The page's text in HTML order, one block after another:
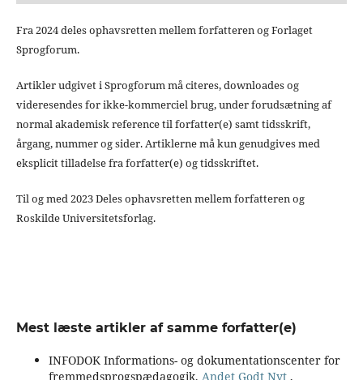
Fra 2024 deles ophavsretten mellem forfatteren og Forlaget
Sprogforum.
Artikler udgivet i Sprogforum må citeres, downloades og
videresendes for ikke-kommerciel brug, under forudsætning af
normal akademisk reference til forfatter(e) samt tidsskrift,
årgang, nummer og sider. Artiklerne må kun genudgives med
eksplicit tilladelse fra forfatter(e) og tidsskriftet.
Til og med 2023 Deles ophavsretten mellem forfatteren og
Roskilde Universitetsforlag.
Mest læste artikler af samme forfatter(e)
INFODOK Informations- og dokumentationscenter for
fremmedsprogspædagogik, Andet Godt Nyt ,